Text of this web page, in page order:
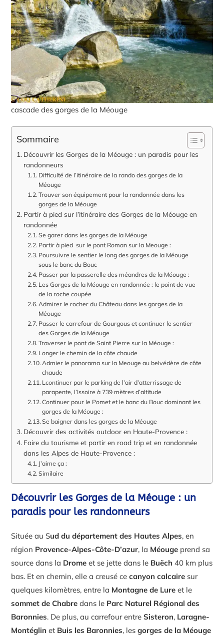
cascade des gorges de la Méouge
Sommaire
Découvrir les Gorges de la Méouge : un paradis pour les
randonneurs
Difficulté de l’itinéraire de la rando des gorges de la
Méouge
Trouver son équipement pour la randonnée dans les
gorges de la Méouge
Partir à pied sur l’itinéraire des Gorges de la Méouge en
randonnée
Se garer dans les gorges de la Méouge
Partir à pied sur le pont Roman sur la Meouge :
Poursuivre le sentier le long des gorges de la Méouge
sous le banc du Bouc
Passer par la passerelle des méandres de la Méouge :
Les Gorges de la Méouge en randonnée : le point de vue
de la roche coupée
Admirer le rocher du Château dans les gorges de la
Méouge
Passer le carrefour de Gourgous et continuer le sentier
des Gorges de la Méouge
Traverser le pont de Saint Pierre sur la Méouge :
Longer le chemin de la côte chaude
Admier le panorama sur la Meouge au belvédère de côte
chaude
Lcontinuer par le parking de l’air d’atterrissage de
parapente, l’Issoire à 739 mètres d’altitude
Continuer pour le Pomet et le banc du Bouc dominant les
gorges de la Méouge :
Se baigner dans les gorges de la Méouge
Découvrir des activités outdoor en Haute-Provence :
Faire du tourisme et partir en road trip et en randonnée
dans les Alpes de Haute-Provence :
J’aime ça :
Similaire
Découvrir les Gorges de la Méouge : un
paradis pour les randonneurs
Située au Sud du département des Hautes Alpes, en
région Provence-Alpes-Côte-D’azur, la Méouge prend sa
source dans la Drome et se jette dans le Buëch40 km plus
bas. Et en chemin, elle a creusé cecanyon calcaire sur
quelques kilomètres, entre la Montagne de Lure et le
sommet de Chabre dans le Parc Naturel Régional des
Baronnies. De plus, au carrefour entreSisteron, Laragne-
Montéglin et Buis les Baronnies, lesgorges de la Méouge